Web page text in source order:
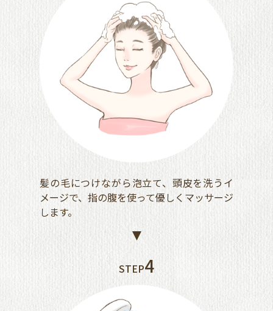
髪の毛につけながら泡立て、頭皮を洗うイ
メージで、指の腹を使って優しくマッサージ
します。
STEP4